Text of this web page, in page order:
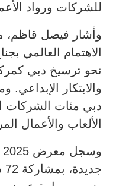
للشركات ورواد
الاهتمام العالمي
نحو ترسيخ دبي
والابتكار الإبداعي.
دبي مئات
الألعاب والأعمال